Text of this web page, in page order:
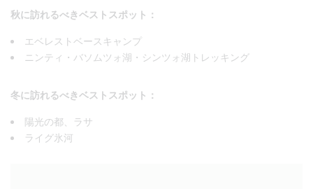
秋に訪れるべきベストスポット：
エベレストベースキャンプ
ニンティ・バソムツォ湖・シンツォ湖トレッキング
冬に訪れるべきベストスポット：
陽光の都、ラサ
ライグ氷河